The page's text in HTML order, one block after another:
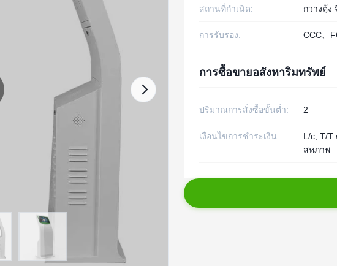
สถานที่กำเนิด: กวางตุ้ง
การรับรอง: CCC、
การซื้อขายอสังหาริมทรัพย์
ปริมาณการสั่งซื้อขั้นต่ำ: 2
เงื่อนไขการชำระเงิน:
L/c, T/T
สหภาพ